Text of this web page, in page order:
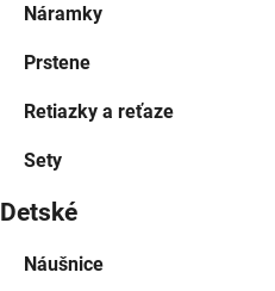
Náramky
Prstene
Retiazky a reťaze
Sety
Detské
Náušnice